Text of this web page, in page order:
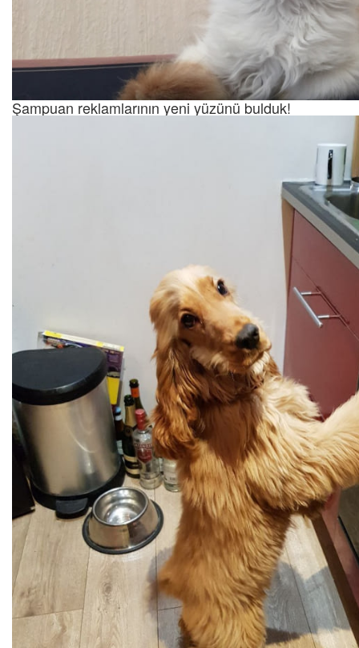
Şampuan reklamlarının yeni yüzünü bulduk!